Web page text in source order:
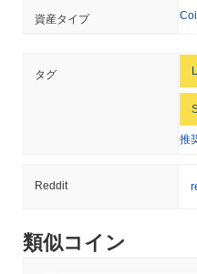
LUKSOは、主にブロックチ
するいくつかのリスクに直
トとして、世界中の規制当
るリスクを引き起こす可能
て、LUKSOは定期的な監査
いに対処するためにコミュ
更が含まれます。チームは
資産タイプ
タグ
推
Reddit
類似コイン